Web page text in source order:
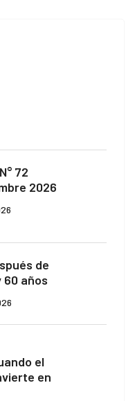
72
2026
de
60 años
el
en